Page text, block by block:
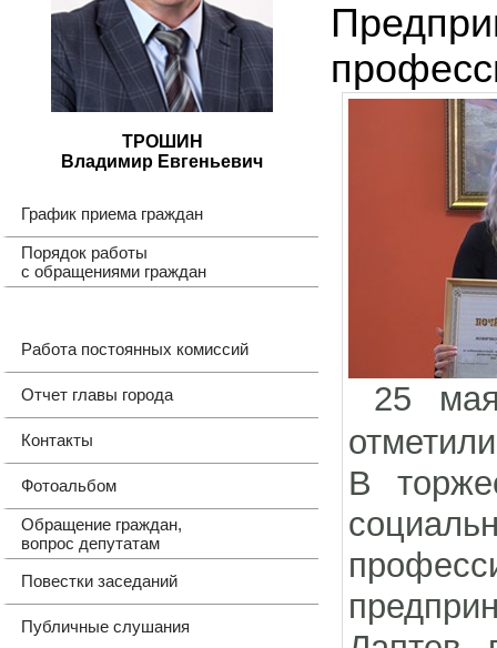
ТРОШИН
Владимир Евгеньевич
График приема граждан
Порядок работы
с обращениями граждан
Работа постоянных комиссий
Отчет главы города
Контакты
Фотоальбом
Обращение граждан,
вопрос депутатам
Повестки заседаний
Публичные слушания
25
В